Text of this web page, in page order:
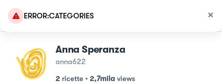
ERROR:CATEGORIES
Anna Speranza
anna622
2 ricette • 2,7mila views